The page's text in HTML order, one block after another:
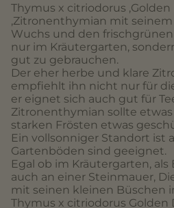
Thymus x citriodorus ‚Golden
‚Zitronenthymian mit
Wuchs und den
nur im Kräutergarten,
gut zu gebrauchen.
Der eher herbe und klare
empfiehlt ihn nicht nur für
er eignet sich auch gut für
Zitronenthymian sollte
starken Frösten etwas
Ein vollsonniger Standort ist
Gartenböden sind geeignet.
Egal ob im Kräutergarten,
auch an einer Steinmauer,
mit seinen kleinen Büschen
Thymus x citriodorus Golden